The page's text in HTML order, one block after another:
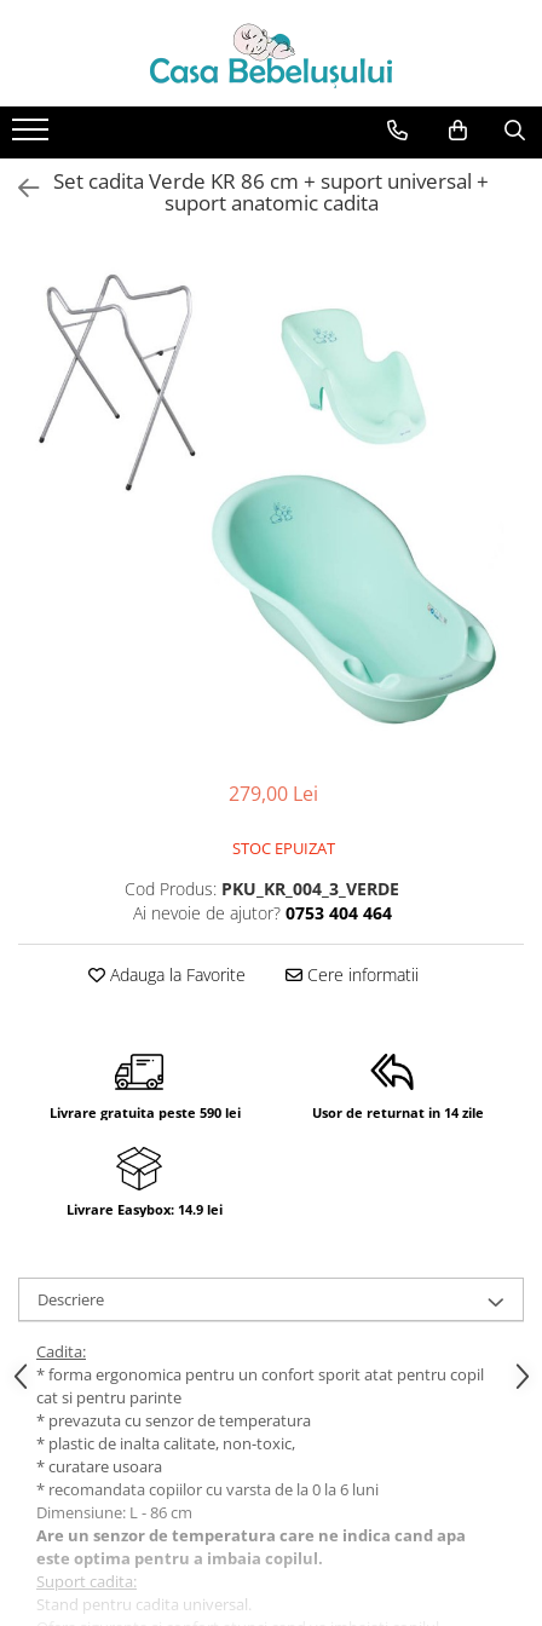
Toate Produsele
Accesorii carucioare copii
Accesorii carucioare
Genti
Cantare bebelusi si copii
Termometre copii
Accesorii ingrijire copii
Bureti baie cadita
Reductoare antiderapante
Reductoare moi
Suporti anatomici plastic
Suporti anatomici textili
Suporti metalici cadite
Camera copilului
Accesorii patuturi
Leagane copii
Mese de infasat 50 x 70 cm Tega
Baby
Mese de infasat BASIC 50x70 cm
Mese de infasat capat inchis 50x70
Mese de infasat COMFORT 50x70
cm
Mese de infasat COMFORT 50x80
cm
Mese de infasat moi
Set cadita Verde KR 86 cm + suport universal +
suport anatomic cadita
279,00 Lei
STOC EPUIZAT
Cod Produs: PKU_KR_004_3_VERDE
Ai nevoie de ajutor? 0753 404 464
Adauga la Favorite Cere informatii
Livrare gratuita peste 590 lei Usor de returnat in 14 zile
Livrare Easybox: 14.9 lei
Descriere
Cadita:
* forma ergonomica pentru un confort sporit atat pentru copil
cat si pentru parinte
* prevazuta cu senzor de temperatura
* plastic de inalta calitate, non-toxic,
* curatare usoara
* recomandata copiilor cu varsta de la 0 la 6 luni
Dimensiune: L - 86 cm
Are un senzor de temperatura care ne indica cand apa
este optima pentru a imbaia copilul.
Suport cadita:
Stand pentru cadita universal.